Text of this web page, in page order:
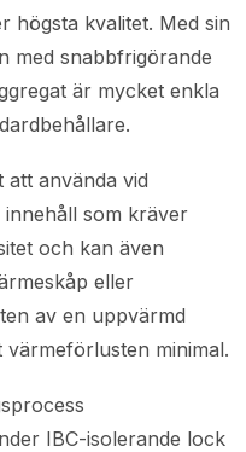
högsta kvalitet. Med sin
med snabbfrigörande
är mycket enkla
använda vid
som kräver
och kan även
eller
av en uppvärmd
minimal.
IBC-isolerande lock